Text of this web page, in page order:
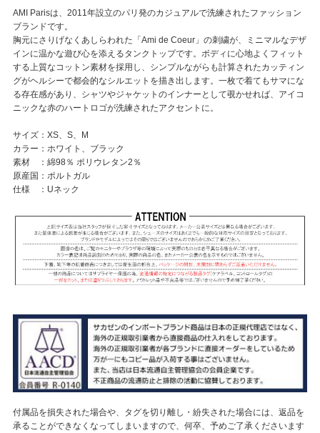
AMI Parisは、2011年設立のパリ発のカジュアルで洗練されたファッション
ブランドです。
胸元にさりげなくあしらわれた「Ami de Coeur」の刺繍が、ミニマルなデザ
インに温かな遊び心を添えるタンクトップです。ボディに心地よくフィット
する上質なコットン素材を採用し、シンプルながらも計算されたカッティン
グがヘルシーで都会的なシルエットを描き出します。一枚で着てもサマにな
る存在感があり、シャツやジャケットのインナーとして覗かせれば、アイコ
ニックな赤のハートロゴが洗練されたアクセントに。
サイズ：XS、S、M
カラー：ホワイト、ブラック
素材 ：綿98％ ポリウレタン2％
原産国：ポルトガル
仕様 ：Uネック
付属品を損失された場合や、タグを切り離し・紛失された場合には、返品を
承ることができなくなってしまいますので、何卒、予めご了承くださいます